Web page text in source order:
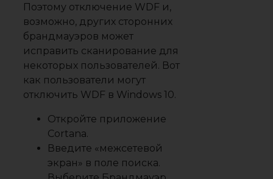
Поэтому отключение WDF и,
возможно, других сторонних
брандмауэров может
исправить сканирование для
некоторых пользователей. Вот
как пользователи могут
отключить WDF в Windows 10.
Откройте приложение
Cortana.
Введите «межсетевой
экран» в поле поиска.